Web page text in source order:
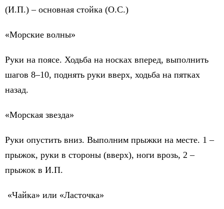
(И.П.) – основная стойка (О.С.)
«Морские волны»
Руки на поясе. Ходьба на носках вперед, выполнить
шагов 8–10, поднять руки вверх, ходьба на пятках
назад.
«Морская звезда»
Руки опустить вниз. Выполним прыжки на месте. 1 –
прыжок, руки в стороны (вверх), ноги врозь, 2 –
прыжок в И.П.
«Чайка» или «Ласточка»